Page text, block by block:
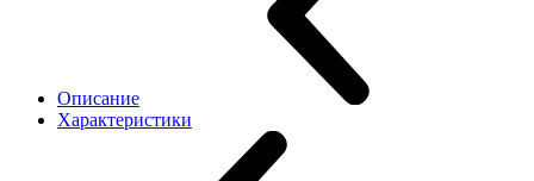
Описание
Характеристики